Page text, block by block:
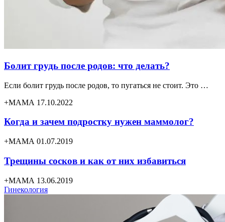
Болит грудь после родов: что делать?
Если болит грудь после родов, то пугаться не стоит. Это …
+МАМА 17.10.2022
Когда и зачем подростку нужен маммолог?
+МАМА 01.07.2019
Трещины сосков и как от них избавиться
+МАМА 13.06.2019
Гинекология